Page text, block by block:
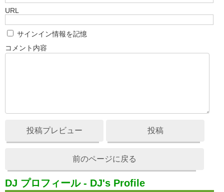
URL
サインイン情報を記憶
コメント内容
投稿プレビュー 投稿
前のページに戻る
DJ プロフィール - DJ's Profile